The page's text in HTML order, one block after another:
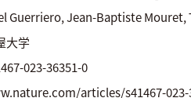
Guerriero, Jean-Baptiste
大学
023-36351-0
articles/s41467-023-